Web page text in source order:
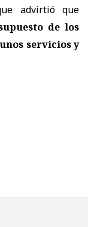
advirtió que
de los
servicios y